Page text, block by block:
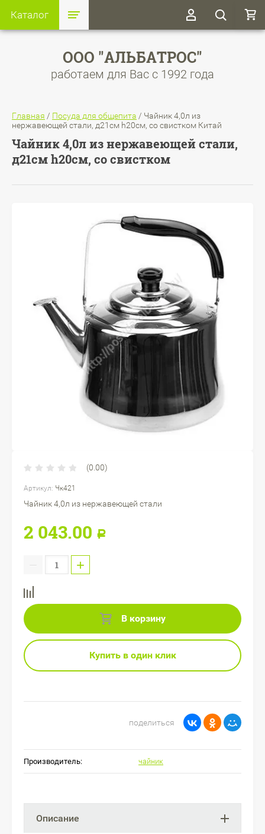
Каталог
ООО "АЛЬБАТРОС"
работаем для Вас с 1992 года
Главная / Посуда для общепита / Чайник 4,0л из
нержавеющей стали, д21см h20см, со свистком Китай
Чайник 4,0л из нержавеющей стали,
д21см h20см, со свистком
(0.00)
Артикул: Чк421
Чайник 4,0л из нержавеющей стали
2 043.00 Р
+
В корзину
Купить в один клик
поделиться
Производитель: чайник
Описание